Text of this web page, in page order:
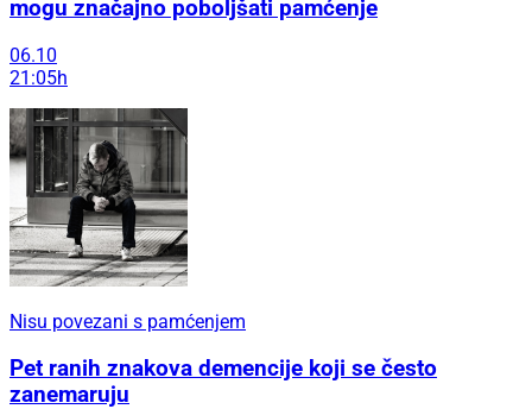
mogu značajno poboljšati pamćenje
06.10
21:05h
Nisu povezani s pamćenjem
Pet ranih znakova demencije koji se često
zanemaruju